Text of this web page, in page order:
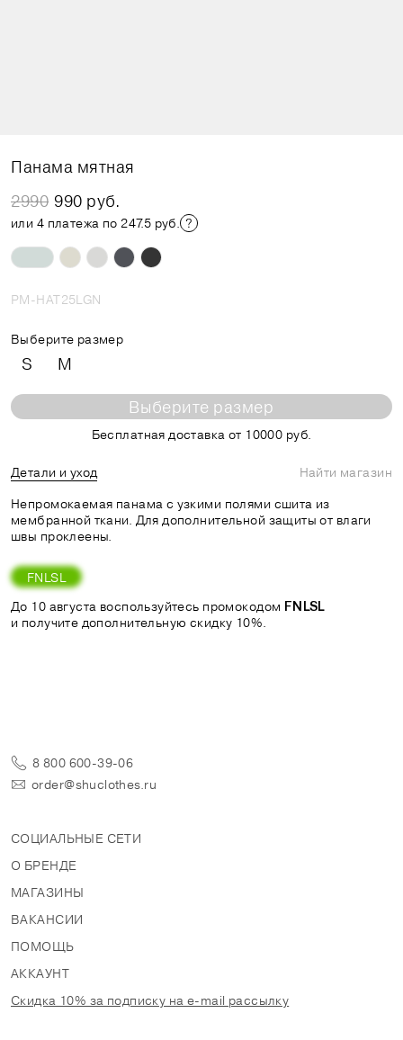
Панама мятная
2990 990 руб.
или 4 платежа по 247.5 руб.
PM-HAT25LGN
Выберите размер
S M
Выберите размер
Бесплатная доставка от 10000 руб.
Детали и уход
Найти магазин
Непромокаемая панама с узкими полями сшита из
мембранной ткани. Для дополнительной защиты от влаги
швы проклеены.
FNLSL
До 10 августа воспользуйтесь промокодом FNLSL
и получите дополнительную скидку 10%.
8 800 600-39-06
order@shuclothes.ru
СОЦИАЛЬНЫЕ СЕТИ
О БРЕНДЕ
МАГАЗИНЫ
ВАКАНСИИ
ПОМОЩЬ
АККАУНТ
Скидка 10% за подписку на e-mail рассылку